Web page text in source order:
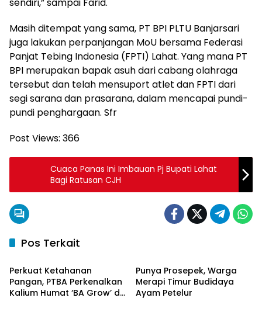
Masih ditempat yang sama, PT BPI PLTU Banjarsari
juga lakukan perpanjangan MoU bersama Federasi
Panjat Tebing Indonesia (FPTI) Lahat. Yang mana PT
BPI merupakan bapak asuh dari cabang olahraga
tersebut dan telah mensuport atlet dan FPTI dari
segi sarana dan prasarana, dalam mencapai pundi-
pundi penghargaan. Sfr
Post Views: 366
Cuaca Panas Ini Imbauan Pj Bupati Lahat
Bagi Ratusan CJH
Pos Terkait
Lahat
Perkuat Ketahanan
Pangan, PTBA Perkenalkan
Kalium Humat ‘BA Grow’ di
Punya Prosepek, Warga
Merapi Timur Budidaya
Ayam Petelur
Lahat Lahat